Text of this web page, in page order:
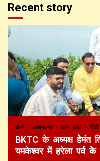
Recent story
अन्य उत्तराखण्ड खास खबर पौड़ी
BKTC के अध्यक्ष हेमंत
यमकेश्वर में हरेला पर्व के